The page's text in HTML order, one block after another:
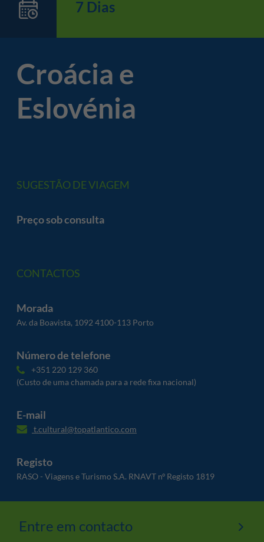
7 Dias
Croácia e
Eslovénia
SUGESTÃO DE VIAGEM
Preço sob consulta
CONTACTOS
Morada
Av. da Boavista, 1092 4100-113 Porto
Número de telefone
+351 220 129 360
(Custo de uma chamada para a rede fixa nacional)
E-mail
t.cultural@topatlantico.com
Registo
RASO - Viagens e Turismo S.A. RNAVT nº Registo 1819
Entre em contacto